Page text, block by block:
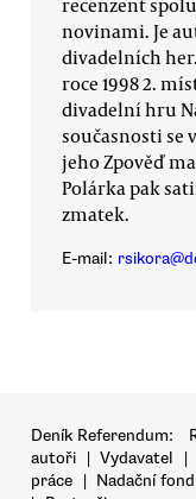
novinami. Je
divadelních
roce 1998 2.
divadelní hru
současnosti se
jeho Zpověď
Polárka pak
zmatek.
E-mail:
Deník Referendum:
autoři | Vydavatel |
práce | Nadační fond